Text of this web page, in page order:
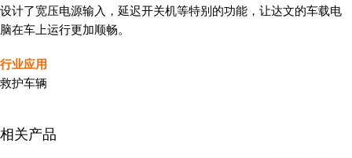
设计了宽压电源输入，延迟开关机等特别的功能，让达文的车载电
脑在车上运行更加顺畅。
行业应用
救护车辆
相关产品